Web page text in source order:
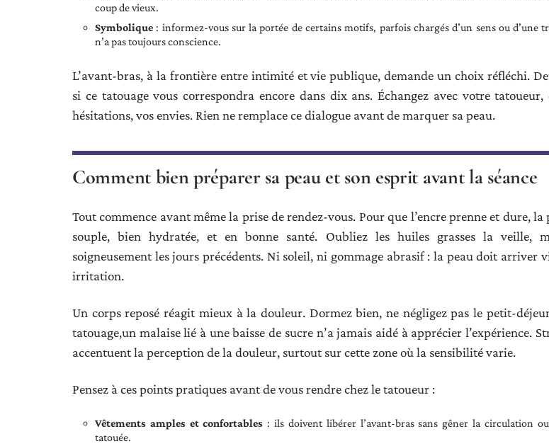
coup de vieux.
Symbolique : informez-vous sur la portée de certains motifs, parfois chargés d’un sens ou d’une
n’a pas toujours conscience.
L’avant-bras, à la frontière entre intimité et vie publique, demande un choix réfléchi.
si ce tatouage vous correspondra encore dans dix ans. Échangez avec votre tatoueur,
hésitations, vos envies. Rien ne remplace ce dialogue avant de marquer sa peau.
Comment bien préparer sa peau et son esprit avant la séance
Tout commence avant même la prise de rendez-vous. Pour que l’encre prenne et dure, la
souple, bien hydratée, et en bonne santé. Oubliez les huiles grasses la veille,
soigneusement les jours précédents. Ni soleil, ni gommage abrasif : la peau doit arriver
irritation.
Un corps reposé réagit mieux à la douleur. Dormez bien, ne négligez pas le petit-
tatouage,un malaise lié à une baisse de sucre n’a jamais aidé à apprécier l’expérience.
accentuent la perception de la douleur, surtout sur cette zone où la sensibilité varie.
Pensez à ces points pratiques avant de vous rendre chez le tatoueur :
Vêtements amples et confortables : ils doivent libérer l’avant-bras sans gêner la circulation
tatouée.